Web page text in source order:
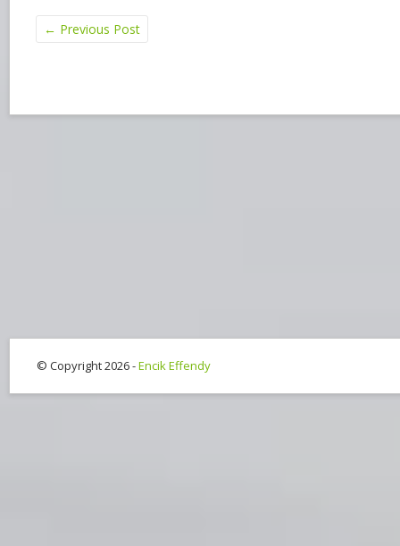
← Previous Post
© Copyright 2026 -Encik Effendy